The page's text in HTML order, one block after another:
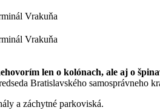
len o kolónach, ale aj o
Bratislavského samosprávneho
a záchytné parkoviská.